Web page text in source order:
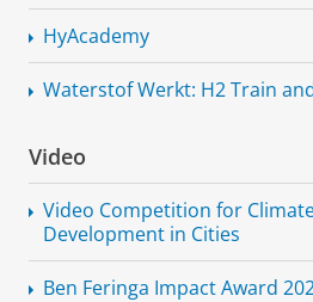
HyAcademy
Waterstof Werkt: H2 Train
Video
Video Competition for
Development in Cities
Ben Feringa Impact Award